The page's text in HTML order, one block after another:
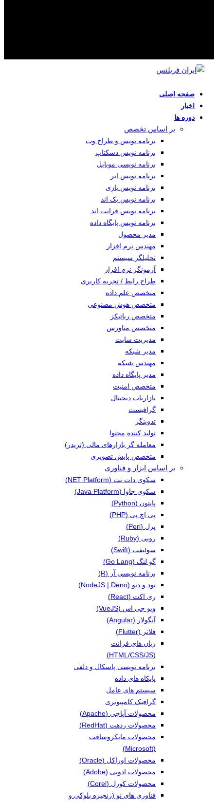
صفحه اصلی
اخبار
دوره ها
بر اساس تخصص
برنامه نویس و طراح وب
برنامه نویس دسکتاپ
برنامه نویسی موبایل
برنامه نویس ابر
برنامه نویس بازی
برنامه نویس بک اند
برنامه نویس فرانت اند
برنامه نویس پایگاه داده
مدیر محصول
مهندس نرم افزار
تحلیلگر سیستم
آزمونگر نرم افزار
طراح رابط / تجربه کاربری
متخصص علم داده
متخصص هوش مصنوعی
متخصص رباتیکز
متخصص متاورس
مدیریت سایت
مدیر شبکه
مهندس شبکه
مدیر پایگاه داده
متخصص امنیت
بازاریاب دیجیتال
گرافیست
تدوینگر
تولید کننده محتوا
معامله گر بازارهای مالی (تریدر)
متخصص پایش تصویری
بر اساس ابزار و فناوری
سکوی دات نت (NET Platform)
سکوی جاوا (Java Platform)
پایتون (Python)
پی اچ پی (PHP)
پرل (Perl)
روبی (Ruby)
سوئیفت (Swift)
گو لنگ (Go Lang)
برنامه نویسی آر (R)
نود و دنو (NodeJS | Deno)
ری اکت (React)
ویو جی اس (VueJS)
آنگولار (Angular)
فلاتر (Flutter)
زبان های فرانت
(HTML/CSS/JS)
برنامه نویسی پاسکال و دلفی
پایکاه های داده
سیستم های عامل
گرافیک کامپیوتری
محصولات آپاچی (Apache)
محصولات ردهت (RedHat)
محصولات مایکروسافت
(Microsoft)
محصولات اوراکل (Oracle)
محصولات ادوبی (Adobe)
محصولات کورل (Corel)
فناوری های نو (زنجیره بلوکی و